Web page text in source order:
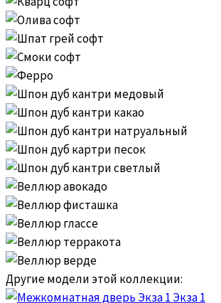
Другие модели этой коллекции:
Экза 1